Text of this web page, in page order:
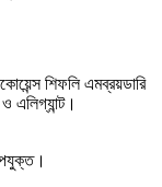
শিফলি এমব্রয়ডারি
এলিগ্যান্ট।